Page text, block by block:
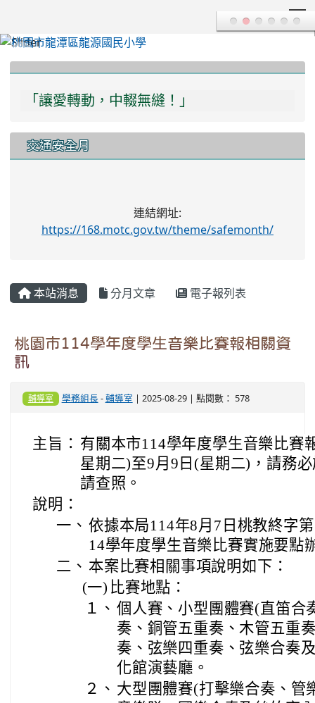
「讓愛轉動，中輟無縫！」
交通安全月
連結網址:
https://168.motc.gov.tw/theme/safemonth/
本站消息 分月文章 電子報列表
桃園市114學年度學生音樂比賽報相關資
訊
輔導室 學務組長-輔導室 | 2025-08-29 | 點閱數： 578
主旨： 有關本市114學年度學生音樂比賽
星期二)至9月9日(星期二)，請務
請查照。
說明：
一、 依據本局114年8月7日桃教終字
14學年度學生音樂比賽實施要點
二、 本案比賽相關事項說明如下：
(一) 比賽地點：
１、 個人賽、小型團體賽(直笛合
奏、銅管五重奏、木管五重
奏、弦樂四重奏、弦樂合奏
化館演藝廳。
２、 大型團體賽(打擊樂合奏、管